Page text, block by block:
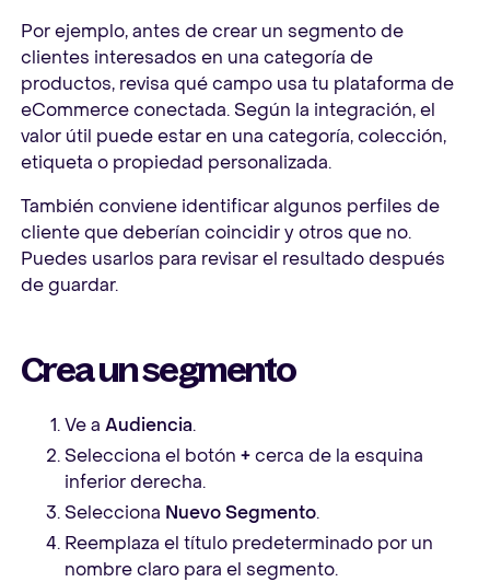
Por ejemplo, antes de crear un segmento de
clientes interesados en una categoría de
productos, revisa qué campo usa tu plataforma de
eCommerce conectada. Según la integración, el
valor útil puede estar en una categoría, colección,
etiqueta o propiedad personalizada.
También conviene identificar algunos perfiles de
cliente que deberían coincidir y otros que no.
Puedes usarlos para revisar el resultado después
de guardar.
Crea un segmento
Ve a Audiencia.
Selecciona el botón +cerca de la esquina
inferior derecha.
Selecciona Nuevo Segmento.
Reemplaza el título predeterminado por un
nombre claro para el segmento.